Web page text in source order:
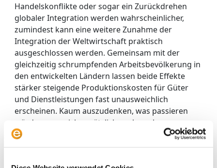
Handelskonflikte oder sogar ein Zurückdrehen
globaler Integration werden wahrscheinlicher,
zumindest kann eine weitere Zunahme der
Integration der Weltwirtschaft praktisch
ausgeschlossen werden. Gemeinsam mit der
gleichzeitig schrumpfenden Arbeitsbevölkerung in
den entwickelten Ländern lassen beide Effekte
stärker steigende Produktionskosten für Güter
und Dienstleistungen fast unausweichlich
erscheinen. Kaum auszudenken, was passieren
würde, wenn sich zusätzlich auch noch
Rohstoffpreise auf breiter Front erhöhen sollten.